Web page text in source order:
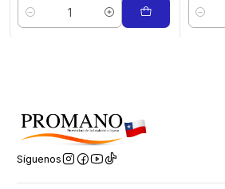
Cantidad Cantidad
Síguenos